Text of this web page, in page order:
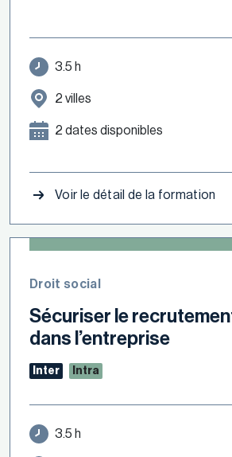
3.5 h
2 villes
2 dates disponibles
Voir le détail de la formation
Droit social
Sécuriser le
dans l’entreprise
Inter Intra
3.5 h